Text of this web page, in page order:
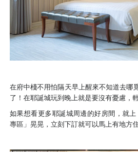
在府中棧不用怕隔天早上醒來不知道去哪
了！在耶誕城玩到晚上就是要沒有憂慮，
如果想看更多耶誕城周邊的好房間，就
專區」晃晃，立刻下訂就可以馬上有地方